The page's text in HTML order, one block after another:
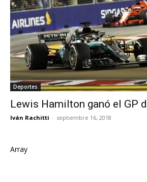
Deportes
Lewis Hamilton ganó el GP
Iván Rachitti - septiembre 16, 2018
Array